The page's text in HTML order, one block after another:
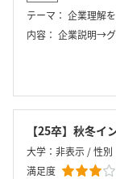
テーマ： 企業理解
内容： 企業説明→グループワ
【25卒】秋冬イ
大学：非表示 / 性
満足度